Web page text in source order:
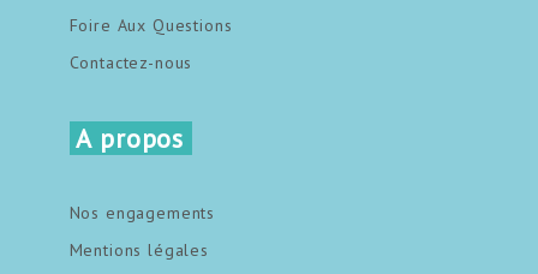
Foire Aux Questions
Contactez-nous
A propos
Nos engagements
Mentions légales